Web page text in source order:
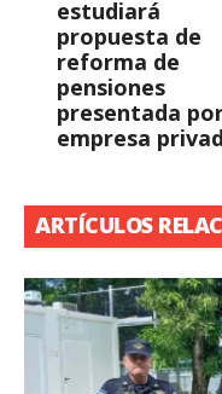
estudiará
propuesta de
reforma de
pensiones
presentada
empresa
ARTÍCULOS